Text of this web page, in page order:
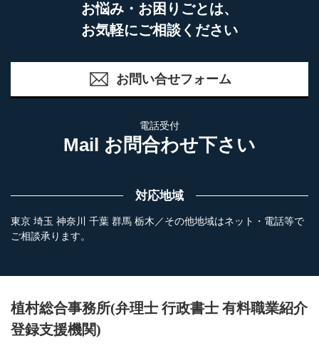
お悩み・お困りごとは、
お気軽にご相談ください
お問い合せフォーム
電話受付
Mail お問合わせ下さい
対応地域
東京 埼玉 神奈川 千葉 群馬 栃木／その他地域はネット・電話等で
ご相談承ります。
植村総合事務所(弁理士 行政書士 有料職業紹介
登録支援機関)